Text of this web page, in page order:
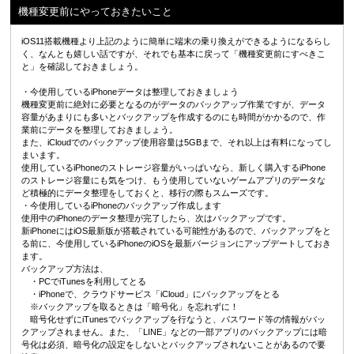
機種変更前にやっておきたいこと
iOS11搭載機種より上記のように簡単に端末の乗り換えができるようになるらし
く、なんとも嬉しい話ですが、それでも基本に戻って「機種変更前にすべきこ
と」を確認しておきましょう。
・今使用しているiPhoneデータは整理しておきましょう
機種変更前に絶対に必要となるのがデータのバックアップ作業ですが、データ
容量があまりにも多いとバックアップを作成するのにも時間がかかるので、作
業前にデータを整理しておきましょう。
また、iCloudでのバックアップ使用容量は5GBまで、それ以上は有料になってし
まいます。
使用しているiPhoneのストレージ容量がいっぱいなら、新しく購入するiPhone
のストレージ容量にも気をつけ、もう使用していないゲームアプリのデータな
ど積極的にデータ整理をしておくと、移行の際もスムーズです。
・今使用しているiPhoneのバックアップ作成します
使用中のiPhoneのデータ整理が完了したら、次はバックアップです。
新iPhoneにはiOS最新版が搭載されている可能性があるので、バックアップをと
る前に、今使用しているiPhoneのiOSを最新バージョンにアップデートしておき
ます。
バックアップ方法は、
・PCでiTunesを利用してとる
・iPhoneで、クラウドサービス「iCloud」にバックアップをとる
※バックアップを取るときは「暗号化」を忘れずに！
暗号化せずにiTunesでバックアップを行なうと、パスワード等の情報がバッ
クアップされません。また、「LINE」などの一部アプリのバックアップには暗
号化は必須、暗号化の設定をしないとバックアップされないことがあるので要